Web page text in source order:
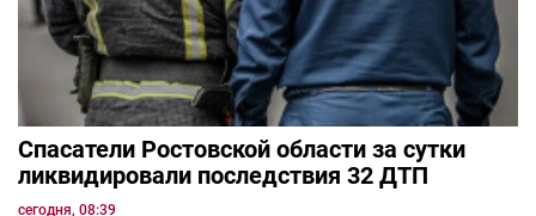
Спасатели Ростовской области за сутки
ликвидировали последствия 32 ДТП
сегодня, 08:39